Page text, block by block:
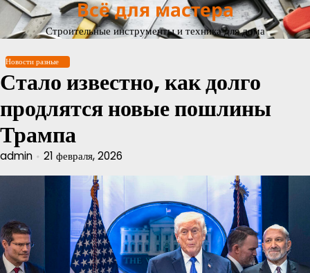
Перейти
содержимому
Всё для мастера
Строительные инструменты и техника для дома
Новости разные
Стало известно, как долго
продлятся новые пошлины
Трампа
admin 21 февраля, 2026